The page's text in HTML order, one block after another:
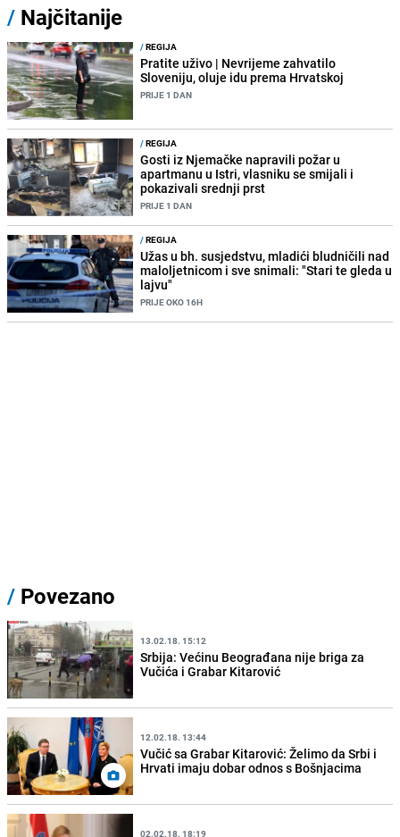
/ Najčitanije
/REGIJA
Pratite uživo | Nevrijeme zahvatilo
Sloveniju, oluje idu prema Hrvatskoj
PRIJE 1 DAN
/REGIJA
Gosti iz Njemačke napravili požar u
apartmanu u Istri, vlasniku se smijali i
pokazivali srednji prst
PRIJE 1 DAN
/REGIJA
Užas u bh. susjedstvu, mladići bludničili nad
maloljetnicom i sve snimali: "Stari te gleda u
lajvu"
PRIJE OKO 16H
/ Povezano
13.02.18. 15:12
Srbija: Većinu Beograđana nije briga za
Vučića i Grabar Kitarović
12.02.18. 13:44
Vučić sa Grabar Kitarović: Želimo da Srbi i
Hrvati imaju dobar odnos s Bošnjacima
02.02.18. 18:19